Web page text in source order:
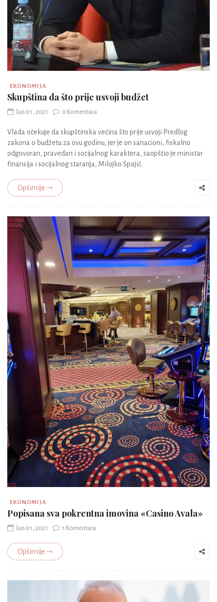
EKONOMIJA
Skupština da što prije usvoji budžet
Jun 01, 2021 0 Komentara
Vlada očekuje da skupštinska većina što prije usvoji Predlog
zakona o budžetu za ovu godinu, jer je on sanacioni, fiskalno
odgovoran, pravedan i socijalnog karaktera, saopštio je ministar
finansija i socijalnog staranja, Milojko Spajić.
Opširnije ⇾
EKONOMIJA
Popisana sva pokrentna imovina «Casino Avala»
Jun 01, 2021 1 Komentara
Opširnije ⇾